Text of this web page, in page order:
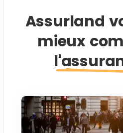
Assurland
mieux